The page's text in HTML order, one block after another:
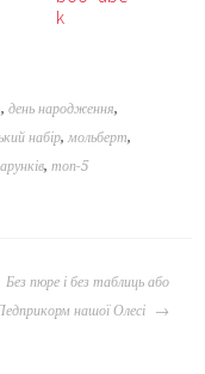
,день народження,
набір, мольберт,
,топ-5
Без пюре і без таблиць або
нашої Олесі